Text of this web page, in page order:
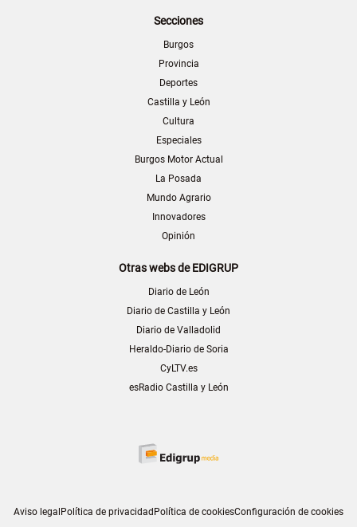
Secciones
Burgos
Provincia
Deportes
Castilla y León
Cultura
Especiales
Burgos Motor Actual
La Posada
Mundo Agrario
Innovadores
Opinión
Otras webs de EDIGRUP
Diario de León
Diario de Castilla y León
Diario de Valladolid
Heraldo-Diario de Soria
CyLTV.es
esRadio Castilla y León
Aviso legalPolítica de privacidadPolítica de cookiesConfiguración de cookies